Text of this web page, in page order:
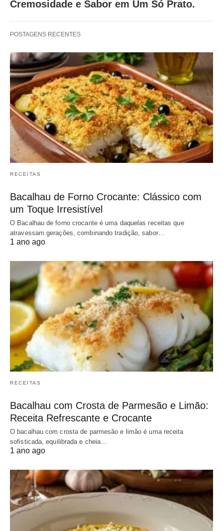
Cremosidade e Sabor em Um Só Prato.
POSTAGENS RECENTES
RECEITAS
Bacalhau de Forno Crocante: Clássico com
um Toque Irresistível
O Bacalhau de forno crocante é uma daquelas receitas que
atravessam gerações, combinando tradição, sabor…
1 ano ago
RECEITAS
Bacalhau com Crosta de Parmesão e Limão:
Receita Refrescante e Crocante
O bacalhau com crosta de parmesão e limão é uma receita
sofisticada, equilibrada e cheia…
1 ano ago